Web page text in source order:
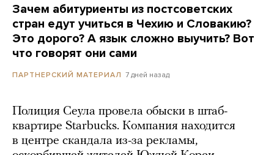
Зачем абитуриенты из постсоветских
стран едут учиться в Чехию и Словакию?
Это дорого? А язык сложно выучить? Вот
что говорят они сами
ПАРТНЕРСКИЙ МАТЕРИАЛ 7 дней назад
Полиция Сеула провела обыски в штаб-
квартире Starbucks. Компания находится
в центре скандала из-за рекламы,